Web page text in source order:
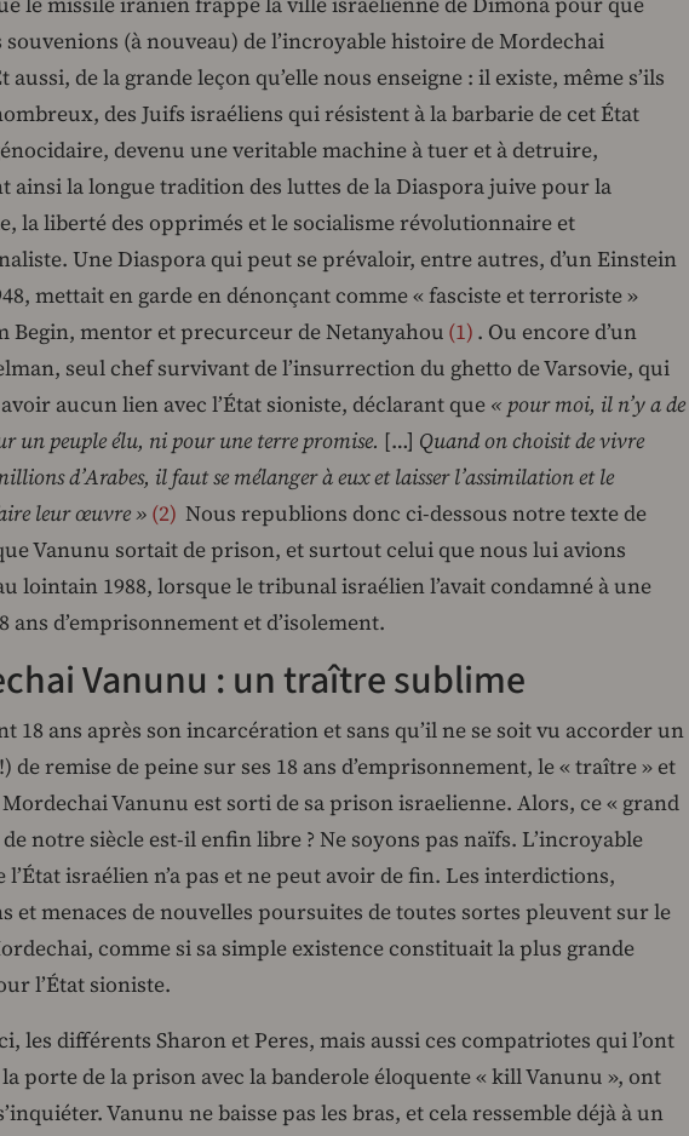
(à nouveau) de l’incroyable histoire de Mordechai
aussi, de la grande leçon qu’elle nous enseigne : il existe, même s’ils
des Juifs israéliens qui résistent à la barbarie de cet État
devenu une veritable machine à tuer et à detruire,
ainsi la longue tradition des luttes de la Diaspora juive pour la
la liberté des opprimés et le socialisme révolutionnaire et
Une Diaspora qui peut se prévaloir, entre autres, d’un Einstein
mettait en garde en dénonçant comme « fasciste et terroriste »
Begin, mentor et precurceur de Netanyahou 1 . Ou encore d’un
seul chef survivant de l’insurrection du ghetto de Varsovie, qui
aucun lien avec l’État sioniste, déclarant que « pour moi, il n’y a de
un peuple élu, ni pour une terre promise. […] Quand on choisit de vivre
d’Arabes, il faut se mélanger à eux et laisser l’assimilation et le
leur œuvre » 2 Nous republions donc ci-dessous notre texte de
Vanunu sortait de prison, et surtout celui que nous lui avions
lointain 1988, lorsque le tribunal israélien l’avait condamné à une
ans d’emprisonnement et d’isolement.
Vanunu : un traître sublime
18 ans après son incarcération et sans qu’il ne se soit vu accorder un
de remise de peine sur ses 18 ans d’emprisonnement, le « traître » et
Vanunu est sorti de sa prison israelienne. Alors, ce « grand
notre siècle est-il enfin libre ? Ne soyons pas naïfs. L’incroyable
l’État israélien n’a pas et ne peut avoir de fin. Les interdictions,
et menaces de nouvelles poursuites de toutes sortes pleuvent sur le
comme si sa simple existence constituait la plus grande
l’État sioniste.
les différents Sharon et Peres, mais aussi ces compatriotes qui l’ont
porte de la prison avec la banderole éloquente « kill Vanunu », ont
Vanunu ne baisse pas les bras, et cela ressemble déjà à un